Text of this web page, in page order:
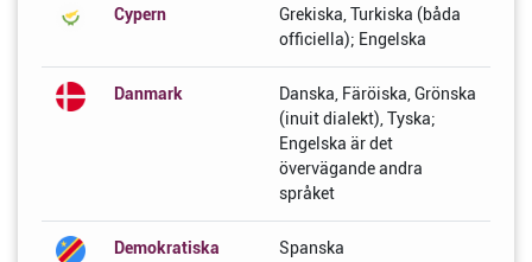
Cypern
Grekiska, Turkiska (båda
officiella); Engelska
Danmark
Danska, Färöiska, Grönska
(inuit dialekt), Tyska;
Engelska är det
övervägande andra
språket
Demokratiska
Spanska